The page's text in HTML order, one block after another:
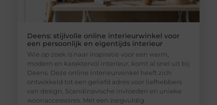
Deens: stijlvolle online interieurwinkel voor
een persoonlijk en eigentijds interieur
Wie op zoek is naar inspiratie voor een warm,
modern en karaktervol interieur, komt al snel uit bij
Deens. Deze online interieurwinkel heeft zich
ontwikkeld tot een geliefd adres voor liefhebbers
van design, Scandinavische invloeden en unieke
woonaccessoires. Met een zorgvuldig